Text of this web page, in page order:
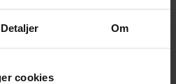
Detaljer Om
cookies